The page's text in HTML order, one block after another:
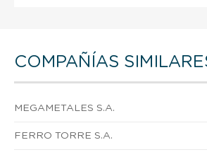
COMPAÑÍAS
MEGAMETALES S.A.
FERRO TORRE S.A.